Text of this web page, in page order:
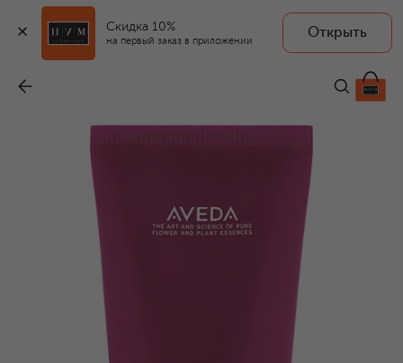
Скидка 10%
на первый заказ в приложении
Открыть
AVEDA
1 650 ₽